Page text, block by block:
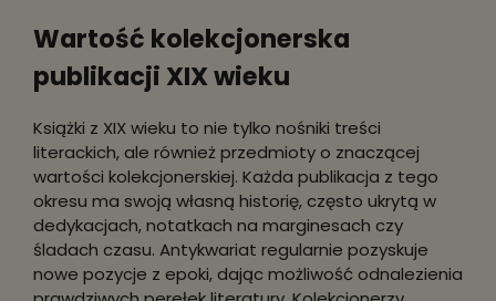
Wartość kolekcjonerska
publikacji XIX wieku
Książki z XIX wieku to nie tylko nośniki treści
literackich, ale również przedmioty o znaczącej
wartości kolekcjonerskiej. Każda publikacja z tego
okresu ma swoją własną historię, często ukrytą w
dedykacjach, notatkach na marginesach czy
śladach czasu. Antykwariat regularnie pozyskuje
nowe pozycje z epoki, dając możliwość odnalezienia